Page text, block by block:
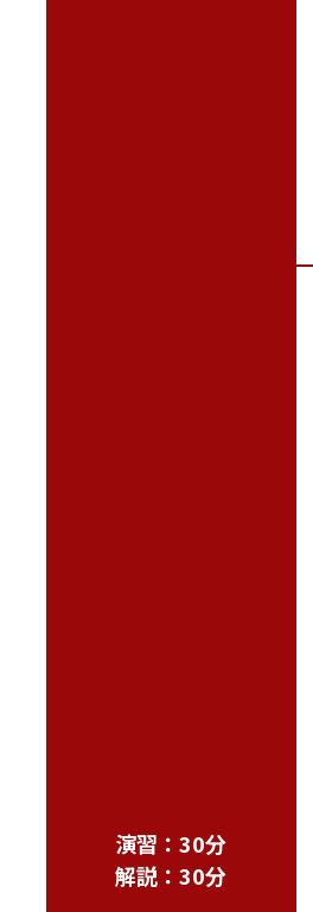
演習：30分
解説：30分